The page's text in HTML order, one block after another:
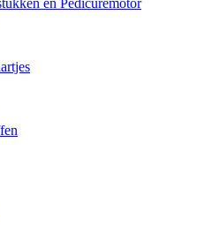
en Pedicuremotor